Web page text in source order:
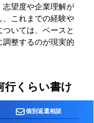
志望度や企業理解が
、これまでの経験や
いては、ベースと
調整するのが現実的
行くらい書け
個別返還相談